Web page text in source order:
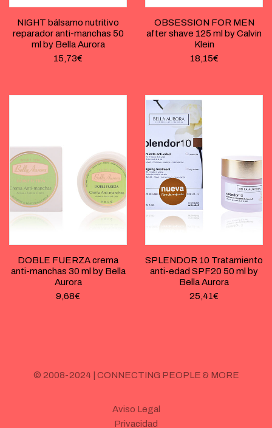
NIGHT bálsamo nutritivo
reparador anti-manchas 50
ml by Bella Aurora
15,73€
OBSESSION FOR MEN
after shave 125 ml by Calvin
Klein
18,15€
DOBLE FUERZA crema
anti-manchas 30 ml by Bella
Aurora
9,68€
SPLENDOR 10 Tratamiento
anti-edad SPF20 50 ml by
Bella Aurora
25,41€
© 2008-2024 | CONNECTING PEOPLE & MORE
Aviso Legal
Privacidad